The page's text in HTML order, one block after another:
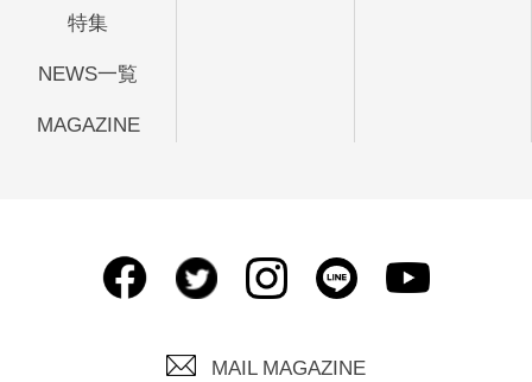
特集
NEWS一覧
MAGAZINE
MAIL MAGAZINE